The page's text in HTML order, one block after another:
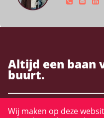
Altijd een baan
buurt.
Wij maken op deze